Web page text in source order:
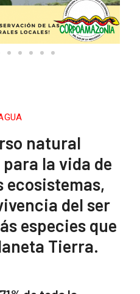
natural
la vida de
ecosistemas,
del ser
especies que
Tierra.